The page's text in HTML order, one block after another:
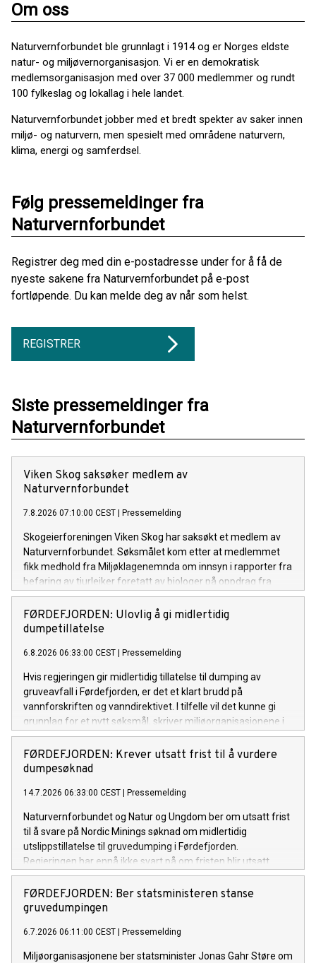
Om oss
Naturvernforbundet ble grunnlagt i 1914 og er Norges eldste
natur- og miljøvernorganisasjon. Vi er en demokratisk
medlemsorganisasjon med over 37 000 medlemmer og rundt
100 fylkeslag og lokallag i hele landet.
Naturvernforbundet jobber med et bredt spekter av saker innen
miljø- og naturvern, men spesielt med områdene naturvern,
klima, energi og samferdsel.
Følg pressemeldinger fra
Naturvernforbundet
Registrer deg med din e-postadresse under for å få de
nyeste sakene fra Naturvernforbundet på e-post
fortløpende. Du kan melde deg av når som helst.
REGISTRER
Siste pressemeldinger fra
Naturvernforbundet
Viken Skog saksøker medlem av
Naturvernforbundet
7.8.2026 07:10:00 CEST Pressemelding
Skogeierforeningen Viken Skog har saksøkt et medlem av
Naturvernforbundet. Søksmålet kom etter at medlemmet
fikk medhold fra Miljøklagenemnda om innsyn i rapporter fra
befaring av tiurleiker foretatt av biologer på oppdrag fra
selskapet.
FØRDEFJORDEN: Ulovlig å gi midlertidig
dumpetillatelse
6.8.2026 06:33:00 CEST Pressemelding
Hvis regjeringen gir midlertidig tillatelse til dumping av
gruveavfall i Førdefjorden, er det et klart brudd på
vannforskriften og vanndirektivet. I tilfelle vil det kunne gi
grunnlag for et nytt søksmål, skriver miljøorganisasjonene i
sin høringsuttalelse til gruveselskapet Nordic Minings søknad
om dumpetillatelse.
FØRDEFJORDEN: Krever utsatt frist til å vurdere
dumpesøknad
14.7.2026 06:33:00 CEST Pressemelding
Naturvernforbundet og Natur og Ungdom ber om utsatt frist
til å svare på Nordic Minings søknad om midlertidig
utslippstillatelse til gruvedumping i Førdefjorden.
Regjeringen har ennå ikke svart på om fristen blir utsatt.
FØRDEFJORDEN: Ber statsministeren stanse
gruvedumpingen
6.7.2026 06:11:00 CEST Pressemelding
Miljøorganisasjonene ber statsminister Jonas Gahr Støre om